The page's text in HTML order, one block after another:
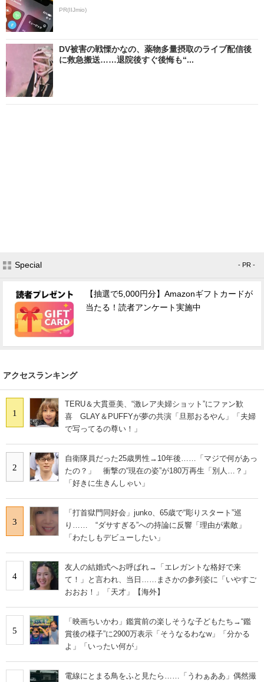
PR(IIJmio)
DV被害の戦慄かなの、薬物多量摂取のライブ配信後
に救急搬送……退院後すぐ後悔も“...
Special - PR -
【抽選で5,000円分】Amazonギフトカードが
当たる！読者アンケート実施中
アクセスランキング
1
TERU＆大貫亜美、“激レア夫婦ショット”にファン歓
喜 GLAY＆PUFFYが夢の共演「旦那おるやん」「夫婦
で写ってるの尊い！」
2
自衛隊員だった25歳男性→10年後……「マジで何があっ
たの？」 衝撃の“現在の姿”が180万再生「別人…？」
「好きに生きんしゃい」
3
「打首獄門同好会」junko、65歳で“彫りスタート”巡
り…… “ダサすぎる”への持論に反響「理由が素敵」
「わたしもデビューしたい」
4
友人の結婚式へお呼ばれ→「エレガントな格好で来
て！」と言われ、当日……まさかの参列姿に「いやすご
おおお！」「天才」【海外】
5
「映画ちいかわ」鑑賞前の楽しそうな子どもたち→“鑑
賞後の様子”に2900万表示「そうなるわなw」「分かる
よ」「いったい何が」
電線にとまる鳥をふと見たら……「うわぁああ」偶然撮